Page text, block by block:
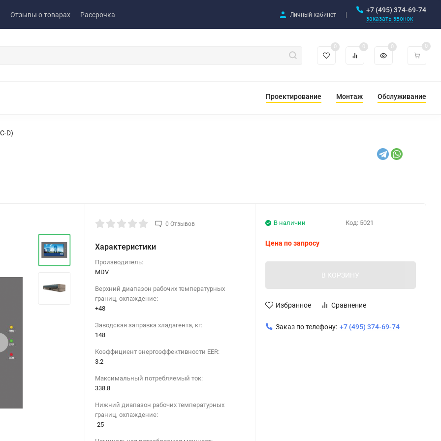
Отзывы о товарах Рассрочка Личный кабинет
+7 (495) 374-69-74
заказать звонок
0 0 0 0
Проектирование Монтаж Обслуживание
D)
0 Отзывов
Характеристики
Производитель:
MDV
Верхний диапазон рабочих температурных
границ, охлаждение:
+48
Заводская заправка хладагента, кг:
148
Коэффициент энергоэффективности EER:
3.2
Максимальный потребляемый ток:
338.8
Нижний диапазон рабочих температурных
границ, охлаждение:
-25
Код: 5021
В наличии
Цена по запросу
В КОРЗИНУ
Избранное Сравнение
Заказ по телефону: +7 (495) 374-69-74